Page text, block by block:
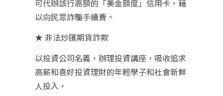
可代辦該行高額的「美金額度」信用卡，藉
以向民眾詐騙手續費。
★ 非法炒匯期貨詐欺
以投資公司名義，辦理投資講座，吸收追求
高薪和喜好投資理財的年輕學子和社會新鮮
人投入，